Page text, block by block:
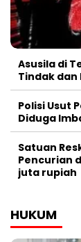
Asusila di
Tindak
Polisi Usut
Diduga
Satuan
Pencurian
juta rupiah
HUKUM